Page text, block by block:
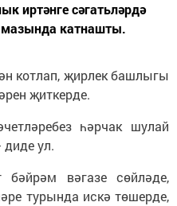
иртәнге сәгатьләрдә
катнашты.
котлап, җирлек башлыгы
җиткерде.
һәрчак шулай
ул.
вәгазе сөйләде,
турында искә төшерде,